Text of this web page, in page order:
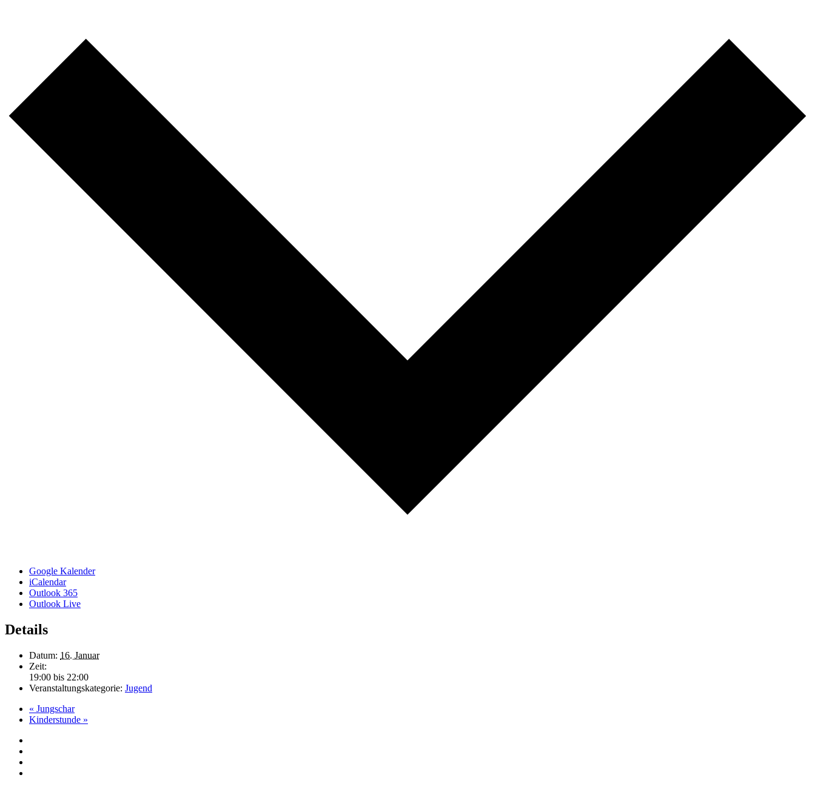
Google Kalender
iCalendar
Outlook 365
Outlook Live
Details
Datum: 16. Januar
Zeit:
19:00 bis 22:00
Veranstaltungskategorie: Jugend
« Jungschar
Kinderstunde »